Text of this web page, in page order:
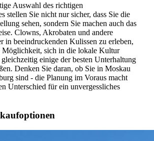
Auswahl des richtigen
stellen Sie nicht nur sicher, dass Sie die
sehen, sondern Sie machen auch das
Clowns, Akrobaten und andere
in beeindruckenden Kulissen zu erleben,
Möglichkeit, sich in die lokale Kultur
einige der besten Unterhaltung
Denken Sie daran, ob Sie in Moskau
sind - die Planung im Voraus macht
Unterschied für ein unvergessliches